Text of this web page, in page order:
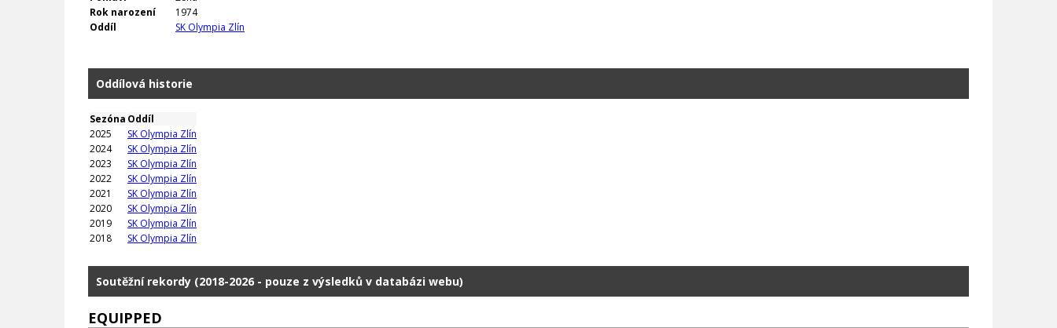
Rok narození
1974
Oddíl
SK Olympia Zlín
Oddílová historie
Sezóna Oddíl
2025
SK Olympia Zlín
2024
SK Olympia Zlín
2023
SK Olympia Zlín
2022
SK Olympia Zlín
2021
SK Olympia Zlín
2020
SK Olympia Zlín
2019
SK Olympia Zlín
2018
SK Olympia Zlín
Soutěžní rekordy (2018-2026 - pouze z výsledků v databázi webu)
EQUIPPED